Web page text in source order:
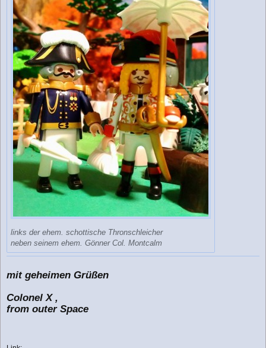
links der ehem. schottische Thronschleicher
neben seinem ehem. Gönner Col. Montcalm
mit geheimen Grüßen
Colonel X ,
from outer Space